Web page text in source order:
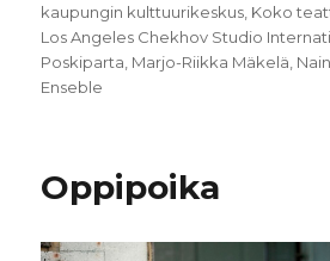
kaupungin kulttuurikeskus Koko
Los Angeles Chekhov Studio
Poskiparta Marjo-Riikka Mäkelä
Enseble
Oppipoika